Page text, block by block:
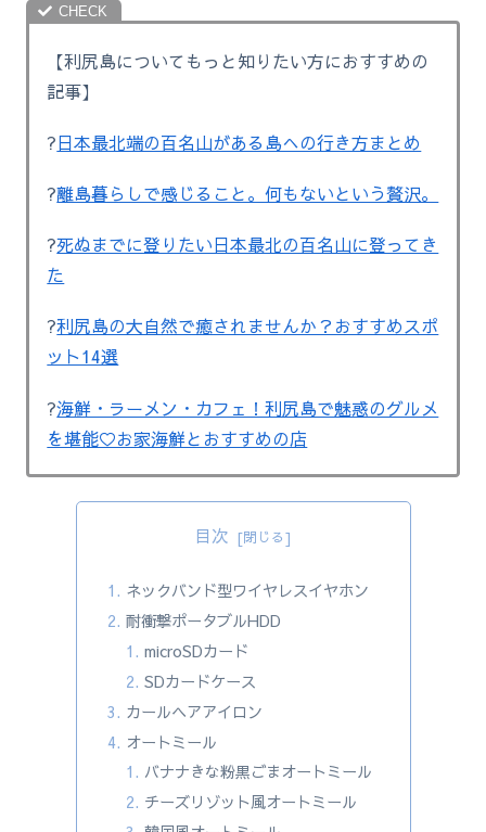
【利尻島についてもっと知りたい方におすすめの
記事】
?日本最北端の百名山がある島への行き方まとめ
?離島暮らしで感じること。何もないという贅沢。
?死ぬまでに登りたい日本最北の百名山に登ってき
た
?利尻島の大自然で癒されませんか？おすすめスポ
ット14選
?海鮮・ラーメン・カフェ！利尻島で魅惑のグルメ
を堪能♡お家海鮮とおすすめの店
目次
ネックバンド型ワイヤレスイヤホン
耐衝撃ポータブルHDD
microSDカード
SDカードケース
カールヘアアイロン
オートミール
バナナきな粉黒ごまオートミール
チーズリゾット風オートミール